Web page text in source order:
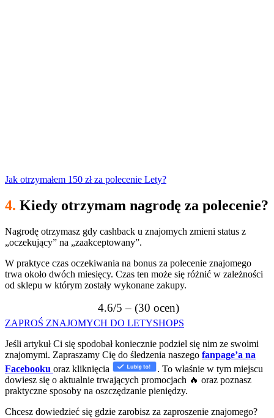
Jak otrzymałem 150 zł za polecenie Lety?
4. Kiedy otrzymam nagrodę za polecenie?
Nagrodę otrzymasz gdy cashback u znajomych zmieni status z
„oczekujący” na „zaakceptowany”.
W praktyce czas oczekiwania na bonus za polecenie znajomego
trwa około dwóch miesięcy. Czas ten może się różnić w zależności
od sklepu w którym zostały wykonane zakupy.
4.6/5 – (30 ocen)
ZAPROŚ ZNAJOMYCH DO LETYSHOPS
Jeśli artykuł Ci się spodobał koniecznie podziel się nim ze swoimi
znajomymi. Zapraszamy Cię do śledzenia naszego fanpage’a na
Facebooku oraz kliknięcia
. To właśnie w tym miejscu
dowiesz się o aktualnie trwających promocjach 🔥 oraz poznasz
praktyczne sposoby na oszczędzanie pieniędzy.
Chcesz dowiedzieć się gdzie zarobisz za zaproszenie znajomego?